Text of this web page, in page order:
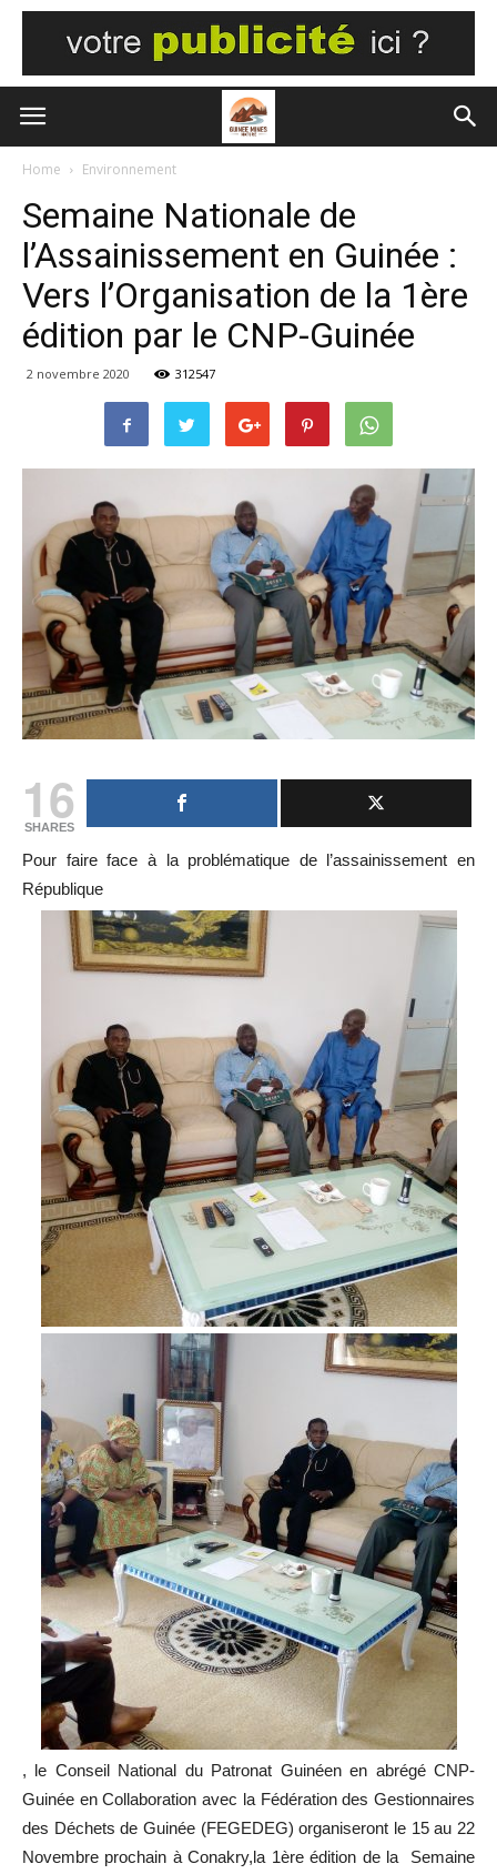
Home Environnement
Semaine Nationale de
l’Assainissement en Guinée :
Vers l’Organisation de la 1ère
édition par le CNP-Guinée
2 novembre 2020 312547
16
SHARES
Pour faire face à la problématique de l’assainissement en
République
, le Conseil National du Patronat Guinéen en abrégé CNP-
Guinée en Collaboration avec la Fédération des Gestionnaires
des Déchets de Guinée (FEGEDEG) organiseront le 15 au 22
Novembre prochain à Conakry,la 1ère édition de la Semaine